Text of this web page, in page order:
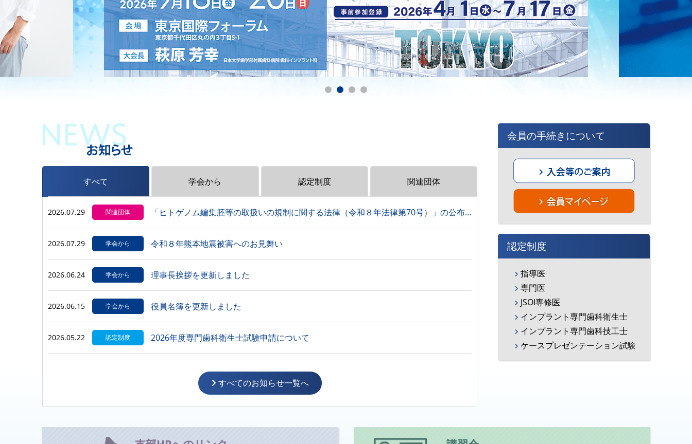
すべて 学会から 認定制度 関連団体
2026.07.29 関連団体 「ヒトゲノム編集胚等の取扱いの規制に関する法律（令和８年法律第70号）」の公布について
2026.07.29 学会から 令和８年熊本地震被害へのお見舞い
2026.06.24 学会から 理事長挨拶を更新しました
2026.06.15 学会から 役員名簿を更新しました
2026.05.22 認定制度 2026年度専門歯科衛生士試験申請について
すべてのお知らせ一覧へ
会員の手続きについて
認定制度
指導医
専門医
JSOI専修医
インプラント専門歯科衛生士
インプラント専門歯科技工士
ケースプレゼンテーション試験